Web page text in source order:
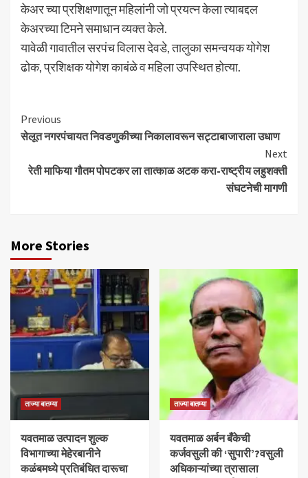
केअर च्या प्रशिक्षणातून महिलांनी जो प्रयत्न केला त्याबद्दल
केअरच्या टिमने समाधान व्यक्त केले.
यावेळी गावातील सरपंच विलास देवडे, तालुका समन्वयक योगेश
ढोक, प्रशिक्षक योगेश काबंळे व महिला उपस्थित होत्या.
Continue
Reading
Previous
सेलूत नगरपंचायत निवडणुकीच्या निकालावरून सट्टाबाजाराला उधाण
Next
रेती माफिया गौतम पोपटकर ला तात्काळ अटक करा-राष्ट्रीय लहुशक्ती
संघटनेची मागणी
More Stories
ताज्या बातम्या
यवतमाळ उत्पादन शुल्क
विभागाच्या मेहेरबानीने
कळंबमध्ये प्रतिबंधित दारूचा
ताज्या बातम्या
​यवतमाळ अर्बन बँकेची
कर्जवसुली की ‘सुपारी’?वसुली
अधिकाऱ्यांच्या त्रासाला